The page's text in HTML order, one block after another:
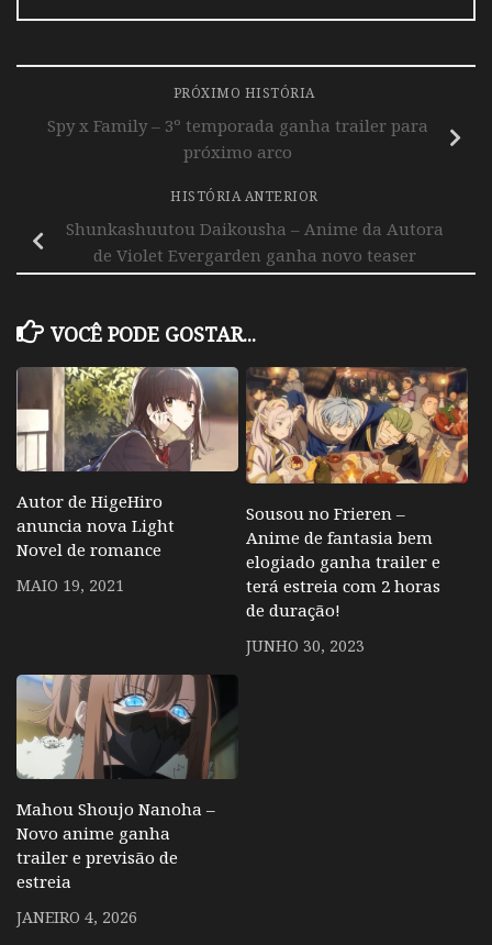
PRÓXIMO HISTÓRIA
Spy x Family – 3º temporada ganha trailer para
próximo arco
HISTÓRIA ANTERIOR
Shunkashuutou Daikousha – Anime da Autora
de Violet Evergarden ganha novo teaser
VOCÊ PODE GOSTAR...
Autor de HigeHiro
anuncia nova Light
Novel de romance
MAIO 19, 2021
Sousou no Frieren –
Anime de fantasia bem
elogiado ganha trailer e
terá estreia com 2 horas
de duração!
JUNHO 30, 2023
Mahou Shoujo Nanoha –
Novo anime ganha
trailer e previsão de
estreia
JANEIRO 4, 2026